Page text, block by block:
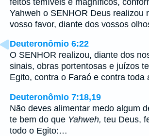
Yahweh o SENHOR Deus realizou
vosso favor, diante dos vossos
Deuteronômio 6:22
O SENHOR realizou, diante dos
sinais, obras portentosas e juízos
Egito, contra o Faraó e contra toda
Deuteronômio 7:18,19
Não deves alimentar medo algum
te bem do que Yahweh, teu Deus,
todo o Egito:…